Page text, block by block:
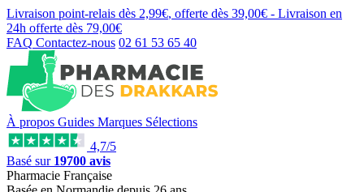
Livraison point-relais dès 2,99€, offerte dès 39,00€ - Livraison en
24h offerte dès 79,00€
FAQ Contactez-nous 02 61 53 65 40
À propos Guides Marques Sélections
4,7/5
Basé sur 19700 avis
Pharmacie Française